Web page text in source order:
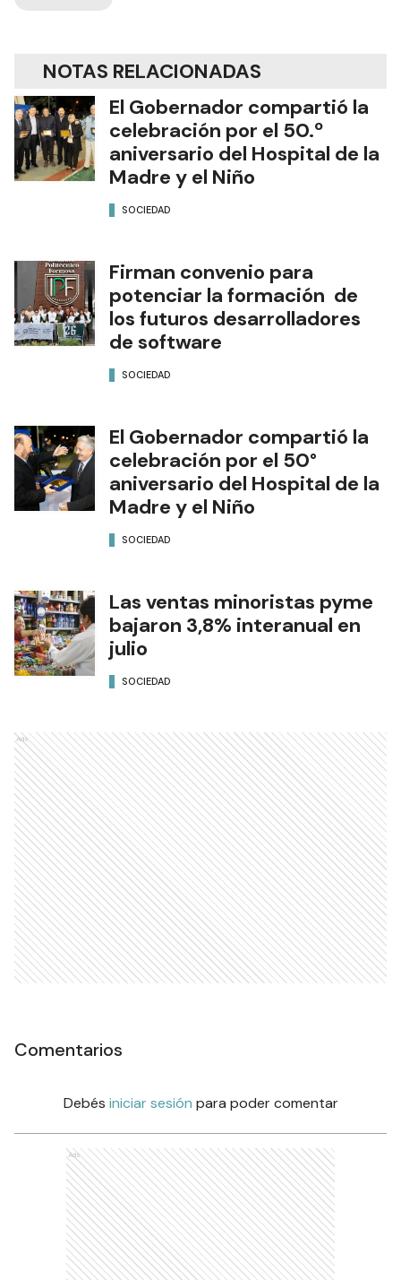
NOTAS RELACIONADAS
El Gobernador compartió la
celebración por el 50.º
aniversario del Hospital de la
Madre y el Niño
SOCIEDAD
Firman convenio para
potenciar la formación de
los futuros desarrolladores
de software
SOCIEDAD
El Gobernador compartió la
celebración por el 50°
aniversario del Hospital de la
Madre y el Niño
SOCIEDAD
Las ventas minoristas pyme
bajaron 3,8% interanual en
julio
SOCIEDAD
Ads
Comentarios
Debés iniciar sesión para poder comentar
Ads